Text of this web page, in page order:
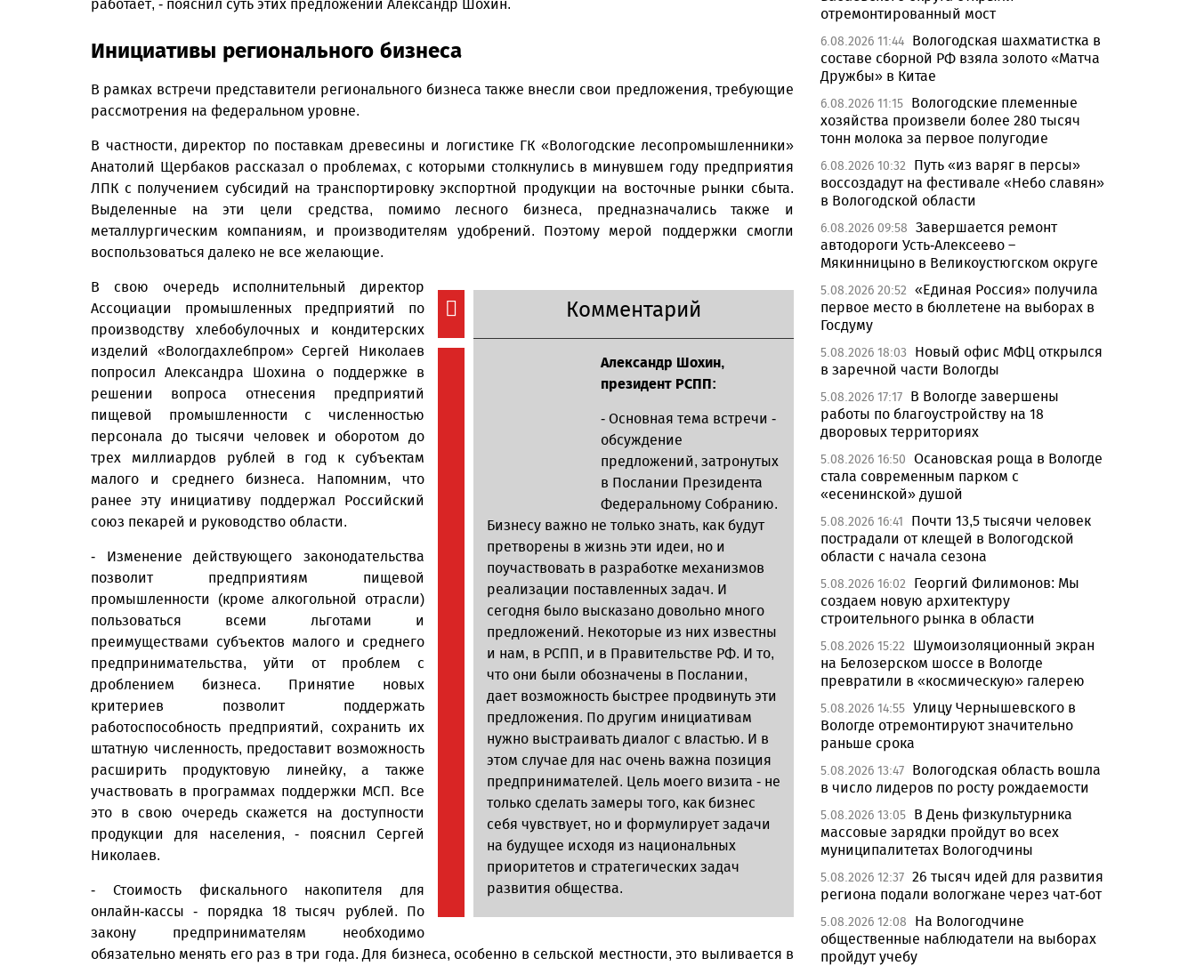
работает, - пояснил суть этих предложений Александр Шохин.
Инициативы регионального бизнеса
В рамках встречи представители регионального бизнеса также внесли свои предложения, требующие
рассмотрения на федеральном уровне.
В частности, директор по поставкам древесины и логистике ГК «Вологодские лесопромышленники»
Анатолий Щербаков рассказал о проблемах, с которыми столкнулись в минувшем году предприятия
ЛПК с получением субсидий на транспортировку экспортной продукции на восточные рынки сбыта.
Выделенные на эти цели средства, помимо лесного бизнеса, предназначались также и
металлургическим компаниям, и производителям удобрений. Поэтому мерой поддержки смогли
воспользоваться далеко не все желающие.
Комментарий
Александр Шохин,
президент РСПП:
- Основная тема встречи -
обсуждение
предложений, затронутых
в Послании Президента
Федеральному Собранию.
Бизнесу важно не только знать, как будут
претворены в жизнь эти идеи, но и
поучаствовать в разработке механизмов
реализации поставленных задач. И
сегодня было высказано довольно много
предложений. Некоторые из них известны
и нам, в РСПП, и в Правительстве РФ. И то,
что они были обозначены в Послании,
дает возможность быстрее продвинуть эти
предложения. По другим инициативам
нужно выстраивать диалог с властью. И в
этом случае для нас очень важна позиция
предпринимателей. Цель моего визита - не
только сделать замеры того, как бизнес
себя чувствует, но и формулирует задачи
на будущее исходя из национальных
приоритетов и стратегических задач
развития общества.
В свою очередь исполнительный директор
Ассоциации промышленных предприятий по
производству хлебобулочных и кондитерских
изделий «Вологдахлебпром» Сергей Николаев
попросил Александра Шохина о поддержке в
решении вопроса отнесения предприятий
пищевой промышленности с численностью
персонала до тысячи человек и оборотом до
трех миллиардов рублей в год к субъектам
малого и среднего бизнеса. Напомним, что
ранее эту инициативу поддержал Российский
союз пекарей и руководство области.
- Изменение действующего законодательства
позволит предприятиям пищевой
промышленности (кроме алкогольной отрасли)
пользоваться всеми льготами и
преимуществами субъектов малого и среднего
предпринимательства, уйти от проблем с
дроблением бизнеса. Принятие новых
критериев позволит поддержать
работоспособность предприятий, сохранить их
штатную численность, предоставит возможность
расширить продуктовую линейку, а также
участвовать в программах поддержки МСП. Все
это в свою очередь скажется на доступности
продукции для населения, - пояснил Сергей
Николаев.
- Стоимость фискального накопителя для
онлайн-кассы - порядка 18 тысяч рублей. По
закону предпринимателям необходимо
обязательно менять его раз в три года. Для бизнеса, особенно в сельской местности, это выливается в
отремонтированный мост
6.08.2026 11:44 Вологодская шахматистка в
составе сборной РФ взяла золото «Матча
Дружбы» в Китае
6.08.2026 11:15 Вологодские племенные
хозяйства произвели более 280 тысяч
тонн молока за первое полугодие
6.08.2026 10:32
Путь «из варяг в персы»
воссоздадут на фестивале «Небо славян»
в Вологодской области
6.08.2026 09:58 Завершается ремонт
автодороги Усть-Алексеево –
Мякинницыно в Великоустюгском округе
5.08.2026 20:52 «Единая Россия» получила
первое место в бюллетене на выборах в
Госдуму
5.08.2026 18:03
Новый офис МФЦ открылся
в заречной части Вологды
5.08.2026 17:17 В Вологде завершены
работы по благоустройству на 18
дворовых территориях
5.08.2026 16:50 Осановская роща в Вологде
стала современным парком с
«есенинской» душой
5.08.2026 16:41
Почти 13,5 тысячи человек
пострадали от клещей в Вологодской
области с начала сезона
5.08.2026 16:02
Георгий Филимонов: Мы
создаем новую архитектуру
строительного рынка в области
5.08.2026 15:22
Шумоизоляционный экран
на Белозерском шоссе в Вологде
превратили в «космическую» галерею
5.08.2026 14:55 Улицу Чернышевского в
Вологде отремонтируют значительно
раньше срока
5.08.2026 13:47 Вологодская область вошла
в число лидеров по росту рождаемости
5.08.2026 13:05 В День физкультурника
массовые зарядки пройдут во всех
муниципалитетах Вологодчины
5.08.2026 12:37 26 тысяч идей для развития
региона подали вологжане через чат-бот
5.08.2026 12:08
На Вологодчине
общественные наблюдатели на выборах
пройдут учебу